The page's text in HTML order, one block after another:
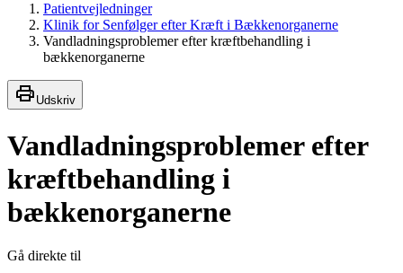
Patientvejledninger
Klinik for Senfølger efter Kræft i Bækkenorganerne
Vandladningsproblemer efter kræftbehandling i
bækkenorganerne
Udskriv
Vandladningsproblemer efter
kræftbehandling i
bækkenorganerne
Gå direkte til